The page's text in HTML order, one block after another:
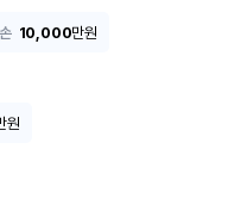
10,000만원
원